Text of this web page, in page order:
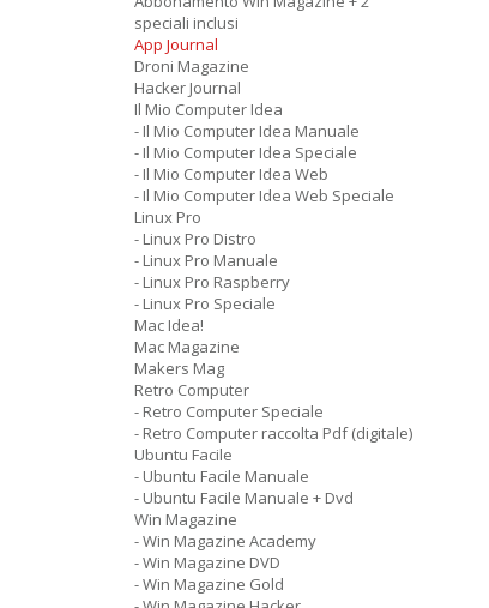
speciali inclusi
App Journal
Droni Magazine
Hacker Journal
Il Mio Computer Idea
- Il Mio Computer Idea Manuale
- Il Mio Computer Idea Speciale
- Il Mio Computer Idea Web
- Il Mio Computer Idea Web Speciale
Linux Pro
- Linux Pro Distro
- Linux Pro Manuale
- Linux Pro Raspberry
- Linux Pro Speciale
Mac Idea!
Mac Magazine
Makers Mag
Retro Computer
- Retro Computer Speciale
- Retro Computer raccolta Pdf (digitale)
Ubuntu Facile
- Ubuntu Facile Manuale
- Ubuntu Facile Manuale + Dvd
Win Magazine
- Win Magazine Academy
- Win Magazine DVD
- Win Magazine Gold